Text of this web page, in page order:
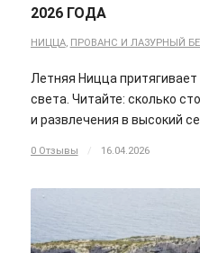
2026 ГОДА
НИЦЦА, ПРОВАНС И ЛАЗУРНЫЙ
Летняя Ницца
света. Читайте: сколько
и развлечения в высокий
0 Отзывы / 16.04.2026